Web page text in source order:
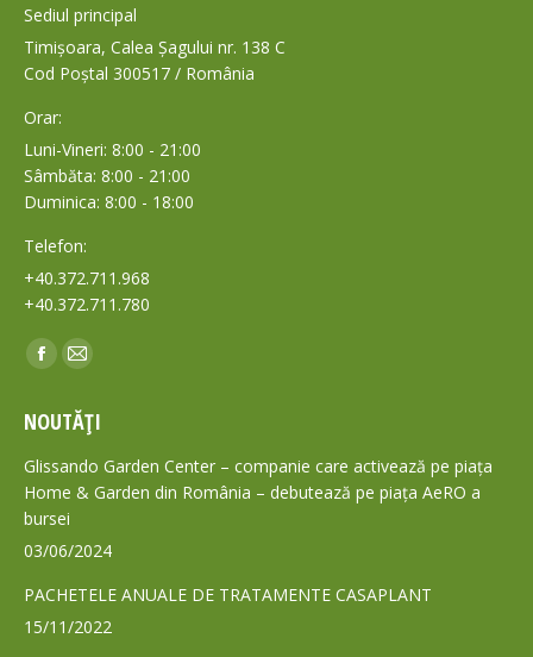
Sediul principal
Timișoara, Calea Șagului nr. 138 C
Cod Poștal 300517 / România
Orar:
Luni-Vineri: 8:00 - 21:00
Sâmbăta: 8:00 - 21:00
Duminica: 8:00 - 18:00
Telefon:
+40.372.711.968
+40.372.711.780
Find us on:
Facebook
opens
in
new
window
Mail
opens
in
new
NOUTĂȚI
Glissando Garden Center – companie care activează pe piața
Home & Garden din România – debutează pe piața AeRO a
bursei
03/06/2024
PACHETELE ANUALE DE TRATAMENTE CASAPLANT
15/11/2022